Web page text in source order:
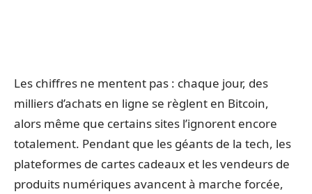
Les chiffres ne mentent pas : chaque jour, des
milliers d’achats en ligne se règlent en Bitcoin,
alors même que certains sites l’ignorent encore
totalement. Pendant que les géants de la tech, les
plateformes de cartes cadeaux et les vendeurs de
produits numériques avancent à marche forcée,